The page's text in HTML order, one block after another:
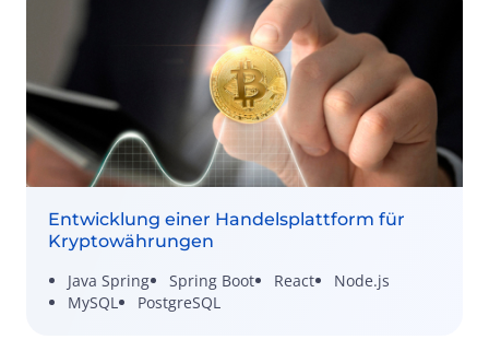
Entwicklung einer Handelsplattform für
Kryptowährungen
Java Spring
Spring Boot React
Node.js
MySQL
PostgreSQL